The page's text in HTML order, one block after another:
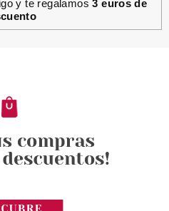
y te regalamos3 euros de